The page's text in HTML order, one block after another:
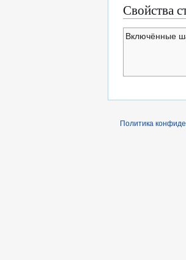
Свойства
Включённые
Политика